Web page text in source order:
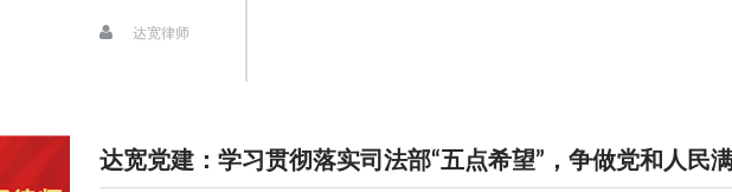
达宽律师